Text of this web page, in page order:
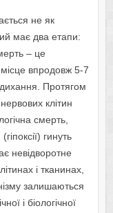
не як
має два етапи:
– це
впродовж 5-7
Протягом
клітин
смерть,
гинуть
невідворотне
і тканинах,
залишаються
і біологічної